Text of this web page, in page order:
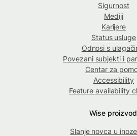
Sigurnost
Mediji
Karijere
Status usluge
Odnosi s
Povezani subjekti i
Centar za
Accessibility
Feature availability
Wise
Slanje novca u